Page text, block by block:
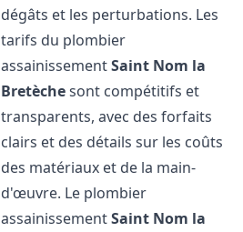
dégâts et les perturbations. Les
tarifs du plombier
assainissementSaint Nom la
Bretèchesont compétitifs et
transparents, avec des forfaits
clairs et des détails sur les coûts
des matériaux et de la main-
d'œuvre. Le plombier
assainissementSaint Nom la